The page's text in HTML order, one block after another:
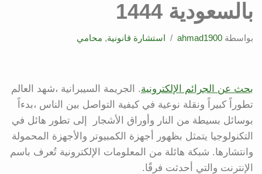
بالسعودية 1444
بواسطة ahmad1900 استشارة قانونية, محامي
بحث عن الجرائم الإلكترونية. الجريمة السيبرانية ،شهد العالم
تطوراً كبيراً ونقلة نوعية في كيفية التواصل بين الناس ،بدءاً
بوسائل بسيطة من النار وأوراق الأشجار إلى تطور هائل في
التكنولوجيا يتمثل بظهور أجهزة الكمبيوتر والأجهزة المحمولة
وانتشارها. شبكة هائلة من المعلومات الإلكترونية تُعرف باسم
الإنترنت والتي أحدثت فرقًا.